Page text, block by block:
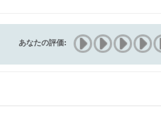
あなたの評価: